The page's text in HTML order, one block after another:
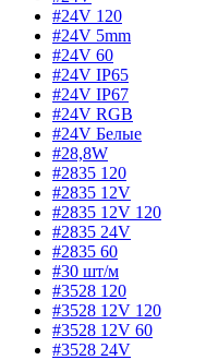
#24V 120
#24V 5mm
#24V 60
#24V IP65
#24V IP67
#24V RGB
#24V Белые
#28,8W
#2835 120
#2835 12V
#2835 12V 120
#2835 24V
#2835 60
#30 шт/м
#3528 120
#3528 12V 120
#3528 12V 60
#3528 24V